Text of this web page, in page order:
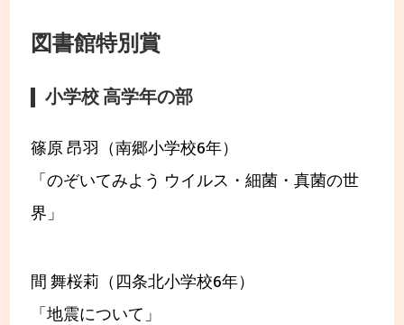
図書館特別賞
小学校 高学年の部
篠原 昂羽（南郷小学校6年）
「のぞいてみよう ウイルス・細菌・真菌の世
界」
間 舞桜莉（四条北小学校6年）
「地震について」